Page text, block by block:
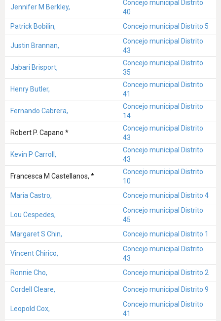
Jennifer M Berkley,
Concejo municipal Distrito
40
Patrick Bobilin,
Concejo municipal Distrito 5
Justin Brannan,
Concejo municipal Distrito
43
Jabari Brisport,
Concejo municipal Distrito
35
Henry Butler,
Concejo municipal Distrito
41
Fernando Cabrera,
Concejo municipal Distrito
14
Robert P. Capano *
Concejo municipal Distrito
43
Kevin P Carroll,
Concejo municipal Distrito
43
Francesca M Castellanos, *
Concejo municipal Distrito
10
Maria Castro,
Concejo municipal Distrito 4
Lou Cespedes,
Concejo municipal Distrito
45
Margaret S Chin,
Concejo municipal Distrito 1
Vincent Chirico,
Concejo municipal Distrito
43
Ronnie Cho,
Concejo municipal Distrito 2
Cordell Cleare, Concejo municipal Distrito 9
Leopold Cox,
Concejo municipal Distrito
41